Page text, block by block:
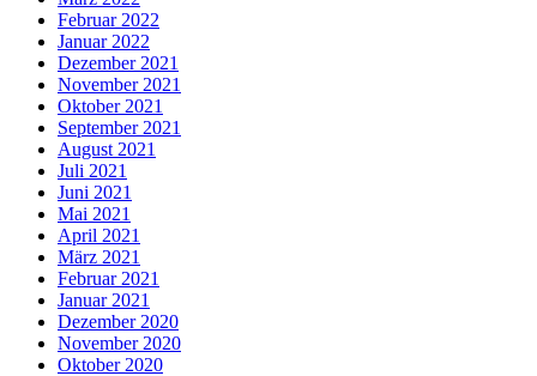
Februar 2022
Januar 2022
Dezember 2021
November 2021
Oktober 2021
September 2021
August 2021
Juli 2021
Juni 2021
Mai 2021
April 2021
März 2021
Februar 2021
Januar 2021
Dezember 2020
November 2020
Oktober 2020